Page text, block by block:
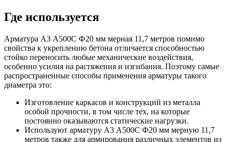
Где используется
Арматура А3 А500С Ф20 мм мерная 11,7 метров помимо
свойства к укреплению бетона отличается способностью
стойко переносить любые механические воздействия,
особенно усилия на растяжения и изгибания. Поэтому самые
распространенные способы применения арматуры такого
диаметра это:
Изготовление каркасов и конструкций из металла
особой прочности, в том числе тех, на которые
постоянно оказываются статические нагрузки.
Используют арматуру А3 А500С Ф20 мм мерную 11,7
метров также для армирования различных элементов из